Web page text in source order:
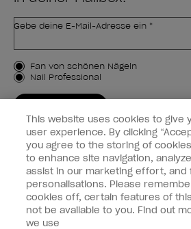
Gebe deine E-Mail-Adresse ein *
Kundenart
Fan von schönen Nägeln
Nail Professional
Kundeninformationen
Vernetzen
This website uses cookies to give
user experience. By clicking
you agree to the storing of
to enhance site navigation,
assist in our marketing effort, and
personalisations. Please
cookies off, certain features of
not be available to you. Find out
we use